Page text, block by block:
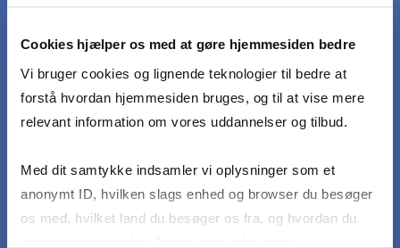
Cookies hjælper os med at gøre hjemmesiden bedre
Vi bruger cookies og lignende teknologier til bedre at
forstå hvordan hjemmesiden bruges, og til at vise mere
relevant information om vores uddannelser og tilbud.
Med dit samtykke indsamler vi oplysninger som et
anonymt ID, hvilken slags enhed og browser du besøger
os med, hvilket land du besøger os fra, og hvordan du
om projekter fra pensum, alene og i forhold til
anvende teori til at redegøre for og sammenligne
forskellige typer af projekter og deres forskellige
organisatoriskeudfordringer
anvende teori til at analysere og diskutere